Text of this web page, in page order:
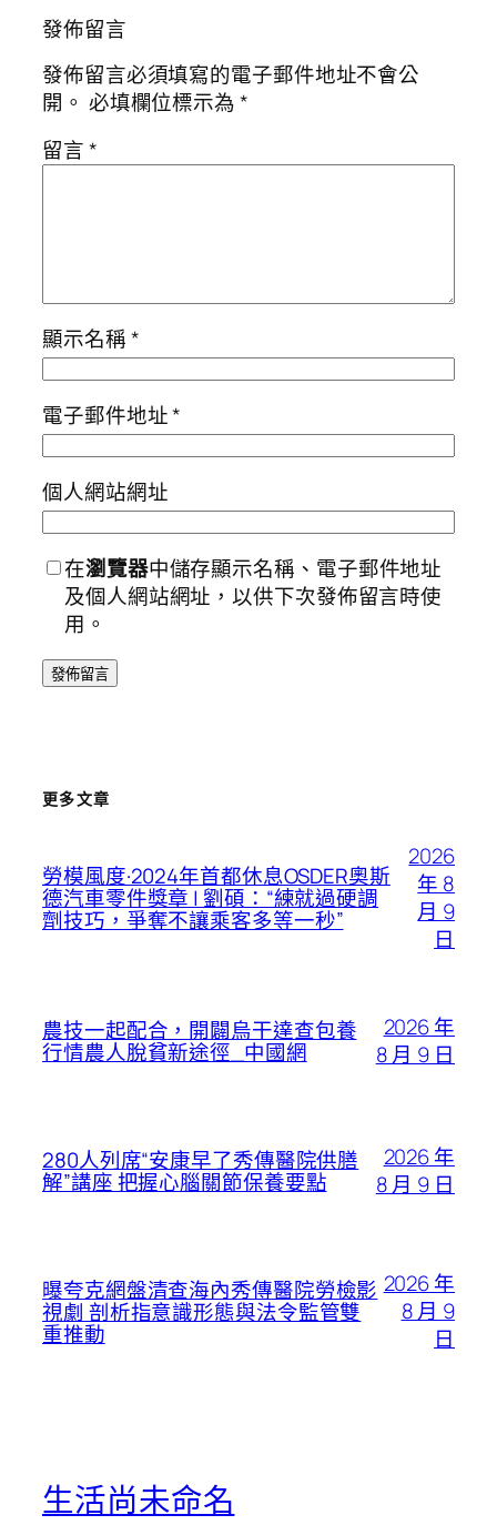
發佈留言
發佈留言必須填寫的電子郵件地址不會公
開。 必填欄位標示為*
留言*
顯示名稱*
電子郵件地址*
個人網站網址
在瀏覽器中儲存顯示名稱、電子郵件地址
及個人網站網址，以供下次發佈留言時使
用。
更多文章
勞模風度·2024年首都休息OSDER奧斯
德汽車零件獎章 | 劉碩：“練就過硬調
劑技巧，爭奪不讓乘客多等一秒”
2026
年 8
月 9
日
農技一起配合，開闢烏干達查包養
行情農人脫貧新途徑_中國網
2026 年
8 月 9 日
280人列席“安康早了秀傳醫院供膳
解”講座 把握心腦關節保養要點
2026 年
8 月 9 日
曝夸克網盤清查海內秀傳醫院勞檢影
視劇 剖析指意識形態與法令監管雙
重推動
2026 年
8 月 9
日
生活尚未命名